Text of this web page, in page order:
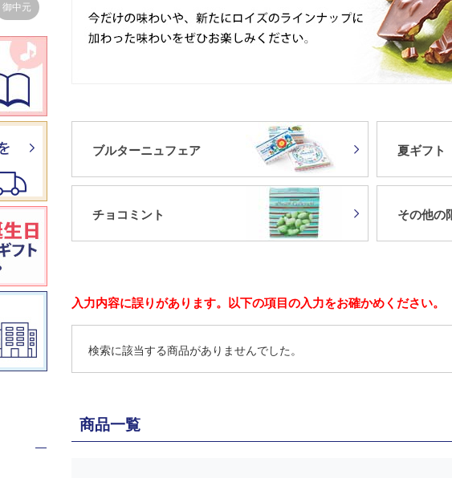
ブルターニュフェア 夏ギフト
チョコミント その他の
入力内容に誤りがあります。以下の項目の入力をお確かめください。
検索に該当する商品がありませんでした。
商品一覧
御中元